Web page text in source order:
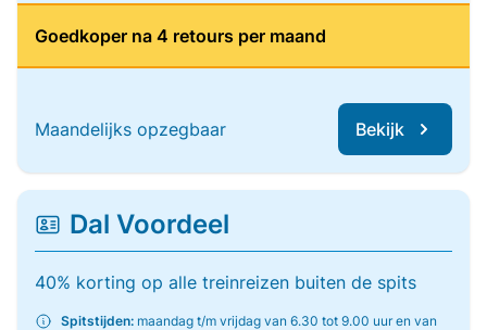
Goedkoper na 4 retours per maand
Maandelijks opzegbaar Bekijk
Dal Voordeel
40% korting op alle treinreizen buiten de spits
Spitstijden: maandag t/m vrijdag van 6.30 tot 9.00 uur en van